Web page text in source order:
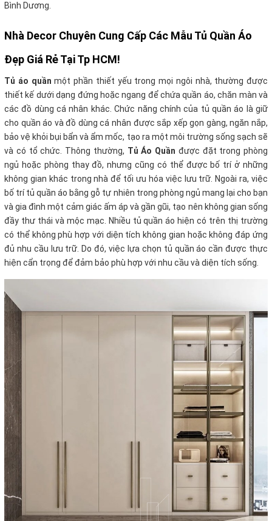
Bình Dương.
Nhà Decor Chuyên Cung Cấp Các Mẫu Tủ Quần Áo
Đẹp Giá Rẻ Tại Tp HCM!
Tủ áo quầnmột phần thiết yếu trong mọi ngôi nhà, thường được
thiết kế dưới dạng đứng hoặc ngang để chứa quần áo, chăn màn và
các đồ dùng cá nhân khác. Chức năng chính của tủ quần áo là giữ
cho quần áo và đồ dùng cá nhân được sắp xếp gọn gàng, ngăn nắp,
bảo vệ khỏi bụi bẩn và ẩm mốc, tạo ra một môi trường sống sạch sẽ
và có tổ chức. Thông thường, Tủ Áo Quần được đặt trong phòng
ngủ hoặc phòng thay đồ, nhưng cũng có thể được bố trí ở những
không gian khác trong nhà để tối ưu hóa việc lưu trữ. Ngoài ra, việc
bố trí tủ quần áo bằng gỗ tự nhiên trong phòng ngủ mang lại cho bạn
và gia đình một cảm giác ấm áp và gần gũi, tạo nên không gian sống
đầy thư thái và mộc mạc. Nhiều tủ quần áo hiện có trên thị trường
có thể không phù hợp với diện tích không gian hoặc không đáp ứng
đủ nhu cầu lưu trữ. Do đó, việc lựa chọn tủ quần áo cần được thực
hiện cẩn trọng để đảm bảo phù hợp với nhu cầu và diện tích sống.